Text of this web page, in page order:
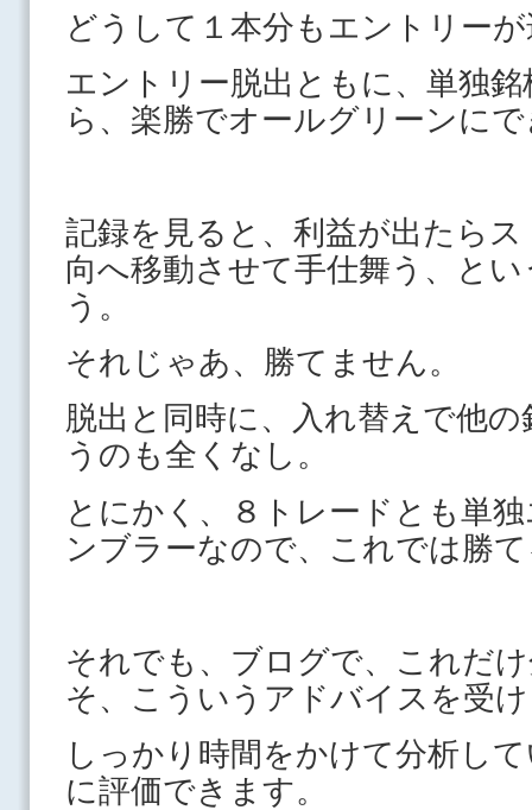
どうして１本分もエントリー
エントリー脱出ともに、単独
ら、楽勝でオールグリーンに
記録を見ると、利益が出たら
向へ移動させて手仕舞う、と
う。
それじゃあ、勝てません。
脱出と同時に、入れ替えで他
うのも全くなし。
とにかく、８トレードとも単
ンブラーなので、これでは勝
それでも、ブログで、これだ
そ、こういうアドバイスを受
しっかり時間をかけて分析し
に評価できます。